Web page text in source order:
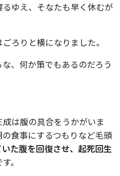
ゆえ、そなたも早く休むが
ろりと横になりました。
な、何か策でもあるのだろう
は腹の具合をうかがいま
食事にするつもりなど毛頭
た腹を回復させ、起死回生
。